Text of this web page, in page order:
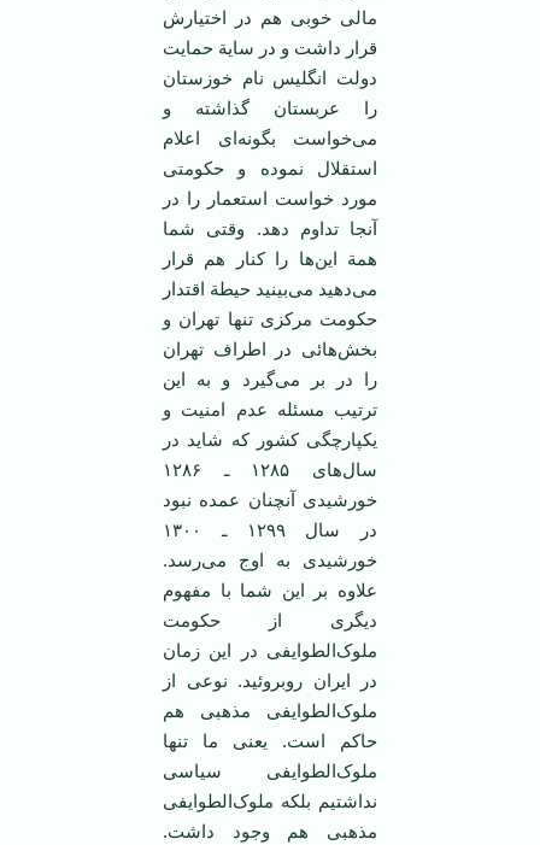
مالی‌ خوبی‌ هم‌ در اختیارش‌
قرار داشت‌ و در سایة‌ حمایت
دولت‌ انگلیس‌ نام‌ خوزستان‌
را عربستان‌ گذاشته‌ و
می‌خواست‌ بگونه‌ای ‌اعلام‌
استقلال‌ نموده‌ و حکومتی‌
مورد خواست‌ استعمار را در
آنجا تداوم‌ دهد. وقتی‌ شما
همة ‌این‌ها را کنار هم‌ قرار
می‌دهید می‌بینید حیطة‌ اقتدار
حکومت‌ مرکزی‌ تنها تهران‌ و
بخش‌هائی‌ در اطراف‌ تهران‌
را در بر می‌گیرد و به‌ این‌
ترتیب‌ مسئله‌ عدم‌ امنیت‌ و
یکپارچگی‌ کشور که‌ شاید در
سال‌های‌ ۱۲۸۵ ـ ۱۲۸۶
خورشیدی آنچنان‌ عمده‌ نبود
در سال‌ ۱۲۹۹ ـ ۱۳۰۰
خورشیدی به‌ اوج‌ می‌رسد.
علاوه‌ بر این‌ شما با مفهوم‌
دیگری‌ از حکومت‌
ملوک‌الطوایفی‌ در این‌ زمان‌
در ایران‌ روبروئید. نوعی‌ از
ملوک‌الطوایفی‌ مذهبی‌ هم‌
حاکم‌ است‌. یعنی‌ ما تنها
ملوک‌الطوایفی‌ سیاسی‌
نداشتیم‌ بلکه ‌ملوک‌الطوایفی‌
مذهبی‌ هم‌ وجود داشت‌.